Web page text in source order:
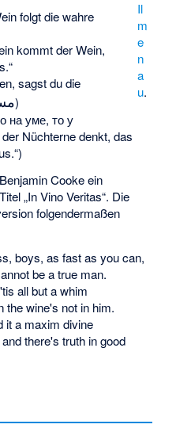
Il
m
e
n
a
u.
folgt die wahre
kommt der Wein,
sagst du die
)
на уме, то у
der Nüchterne denkt, das
Benjamin Cookeein
„In Vino Veritas“. Die
folgendermaßen
boys, as fast as you can,
be a true man.
all but a whim
the wine's not in him.
it a maxim divine
there's truth in good